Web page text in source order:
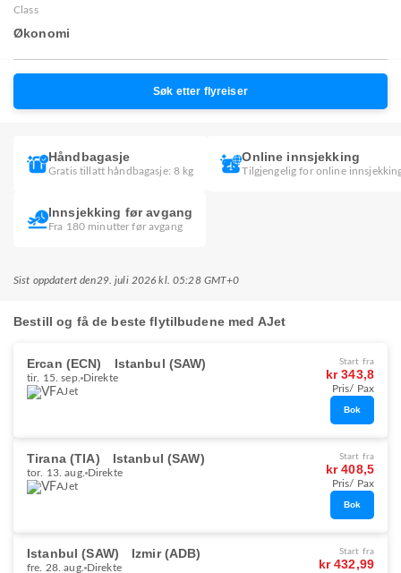
Class
Økonomi
Søk etter flyreiser
Håndbagasje
Gratis tillatt håndbagasje: 8 kg
Online innsjekking
Tilgjengelig for online
Innsjekking før avgang
Fra 180 minutter før avgang
Sist oppdatert den29. juli 2026 kl. 05:28 GMT+0
Bestill og få de beste flytilbudene med AJet
Ercan (ECN) Istanbul (SAW)
tir. 15. sep. Direkte
AJet
Start fra
kr 343,8
Pris/ Pax
Bok
Tirana (TIA) Istanbul (SAW)
tor. 13. aug. Direkte
AJet
Start fra
kr 408,5
Pris/ Pax
Bok
Istanbul (SAW) Izmir (ADB)
fre. 28. aug. Direkte
Start fra
kr 432,99